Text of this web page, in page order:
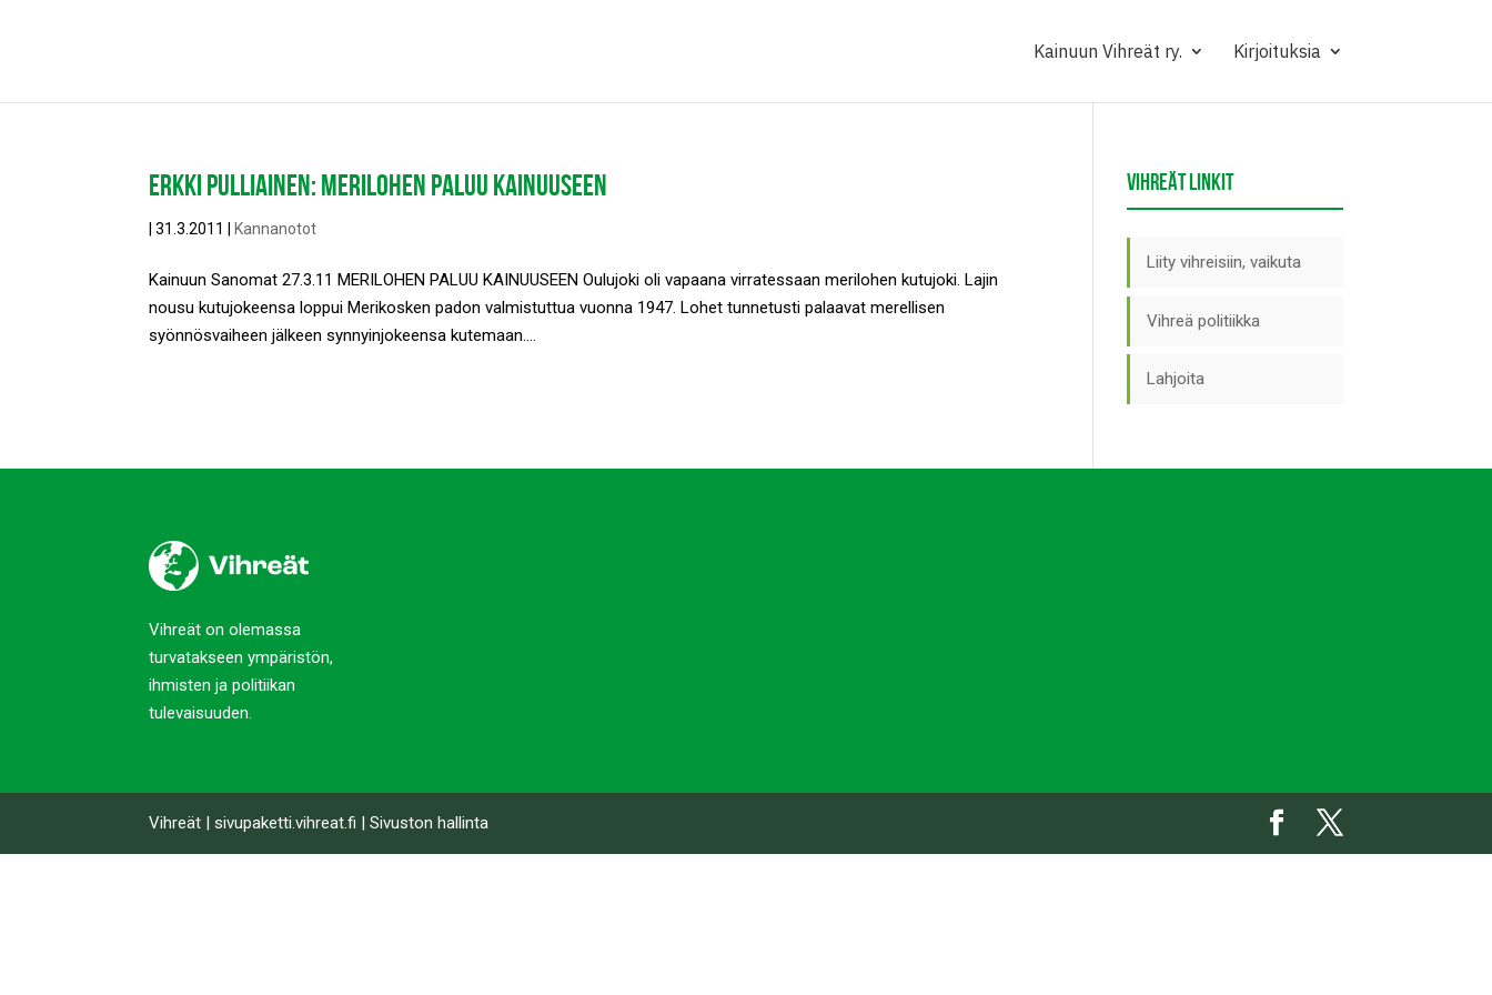
Kainuun Vihreät ry. Kirjoituksia
ERKKI PULLIAINEN: MERILOHEN PALUU KAINUUSEEN
|31.3.2011 Kannanotot
Kainuun Sanomat 27.3.11 MERILOHEN PALUU KAINUUSEEN Oulujoki oli vapaana virratessaan merilohen kutujoki. Lajin
nousu kutujokeensa loppui Merikosken padon valmistuttua vuonna 1947. Lohet tunnetusti palaavat merellisen
syönnösvaiheen jälkeen synnyinjokeensa kutemaan....
VIHREÄT LINKIT
Liity vihreisiin, vaikuta
Vihreä politiikka
Lahjoita
Vihreät on olemassa
turvatakseen ympäristön,
ihmisten ja politiikan
tulevaisuuden.
Vihreät |sivupaketti.vihreat.fi |Sivuston hallinta